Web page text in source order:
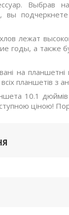
Выбрав
вы
лежат
годы, а также
на
планшетів з
10.1 дюймів
ціною!